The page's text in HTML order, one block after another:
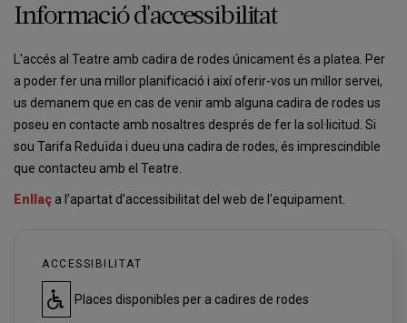
Informació d'accessibilitat
L'accés al Teatre amb cadira de rodes únicament és a platea. Per
a poder fer una millor planificació i així oferir-vos un millor servei,
us demanem que en cas de venir amb alguna cadira de rodes us
poseu en contacte amb nosaltres després de fer la sol·licitud. Si
sou Tarifa Reduïda i dueu una cadira de rodes, és imprescindible
que contacteu amb el Teatre.
Enllaç a l’apartat d’accessibilitat del web de l'equipament.
ACCESSIBILITAT
Places disponibles per a cadires de rodes